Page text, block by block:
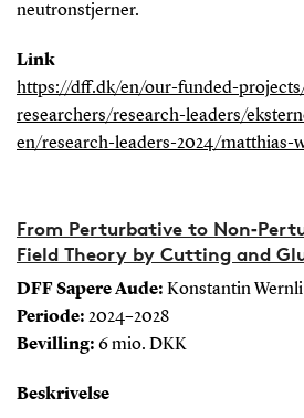
neutronstjerner.
Link
https://dff.dk/en/our-funded-
researchers/research-leaders/
en/research-leaders-2024/matthias-
From Perturbative to
Field Theory by Cutting and
DFF Sapere Aude: Konstantin Wernli
Periode: 2024–2028
Bevilling: 6 mio. DKK
Beskrivelse